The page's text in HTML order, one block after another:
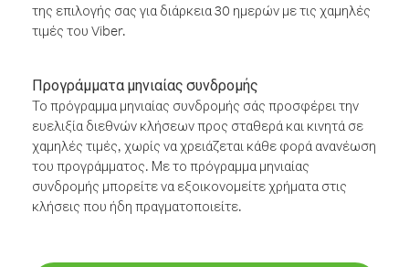
της επιλογής σας για διάρκεια 30 ημερών με τις χαμηλές
τιμές του Viber.
Προγράμματα μηνιαίας συνδρομής
Το πρόγραμμα μηνιαίας συνδρομής σάς προσφέρει την
ευελιξία διεθνών κλήσεων προς σταθερά και κινητά σε
χαμηλές τιμές, χωρίς να χρειάζεται κάθε φορά ανανέωση
του προγράμματος. Με το πρόγραμμα μηνιαίας
συνδρομής μπορείτε να εξοικονομείτε χρήματα στις
κλήσεις που ήδη πραγματοποιείτε.